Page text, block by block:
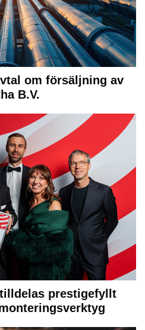
om försäljning av
B.V.
prestigefyllt